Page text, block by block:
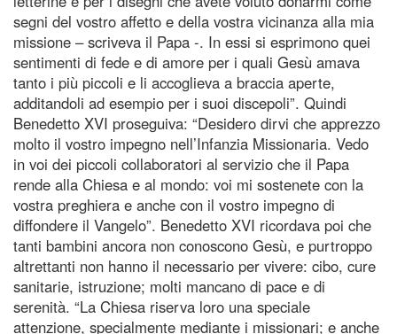
segni del vostro affetto e della vostra vicinanza alla mia
missione – scriveva il Papa -. In essi si esprimono quei
sentimenti di fede e di amore per i quali Gesù amava
tanto i più piccoli e li accoglieva a braccia aperte,
additandoli ad esempio per i suoi discepoli”. Quindi
Benedetto XVI proseguiva: “Desidero dirvi che apprezzo
molto il vostro impegno nell’Infanzia Missionaria. Vedo
in voi dei piccoli collaboratori al servizio che il Papa
rende alla Chiesa e al mondo: voi mi sostenete con la
vostra preghiera e anche con il vostro impegno di
diffondere il Vangelo”. Benedetto XVI ricordava poi che
tanti bambini ancora non conoscono Gesù, e purtroppo
altrettanti non hanno il necessario per vivere: cibo, cure
sanitarie, istruzione; molti mancano di pace e di
serenità. “La Chiesa riserva loro una speciale
attenzione, specialmente mediante i missionari; e anche